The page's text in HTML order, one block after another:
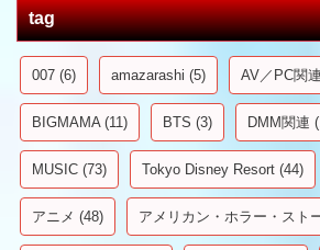
tag
007 (6) amazarashi (5) AV／PC関連
BIGMAMA(11) BTS (3) DMM関連
MUSIC (73) Tokyo Disney Resort (44)
アニメ (48) アメリカン・ホラー・スト